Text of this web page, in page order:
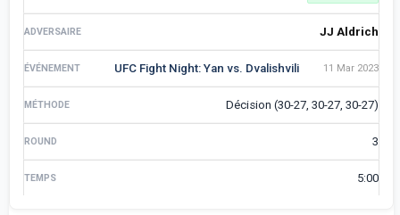
JJ Aldrich
UFC Fight Night: Yan vs. Dvalishvili 11 Mar 2023
Décision (30-27, 30-27, 30-27)
3
5:00